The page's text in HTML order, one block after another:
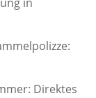
in
Direktes